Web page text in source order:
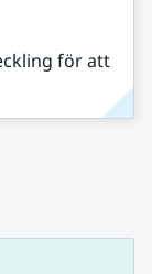
för att